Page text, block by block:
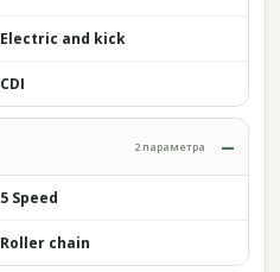
Electric and kick
CDI
2 параметра
5 Speed
Roller chain